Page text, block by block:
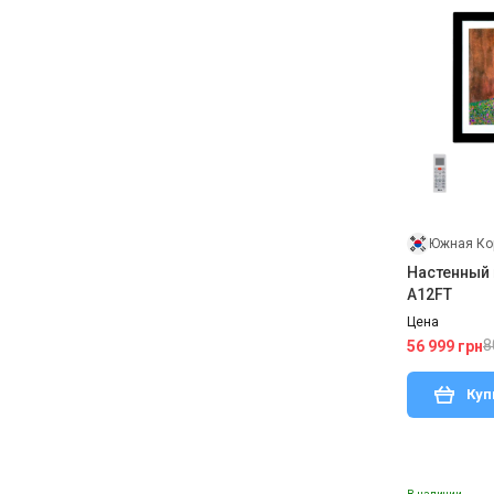
Южная
Настенный
A12FT
Цена
56 999 грн